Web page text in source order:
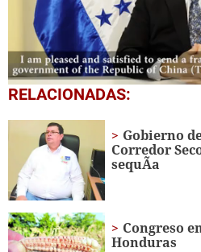
0
seconds
minutes,
seconds
RELACIONADAS:
Gobierno
Corredor
sequÃ­a
Congreso
Honduras